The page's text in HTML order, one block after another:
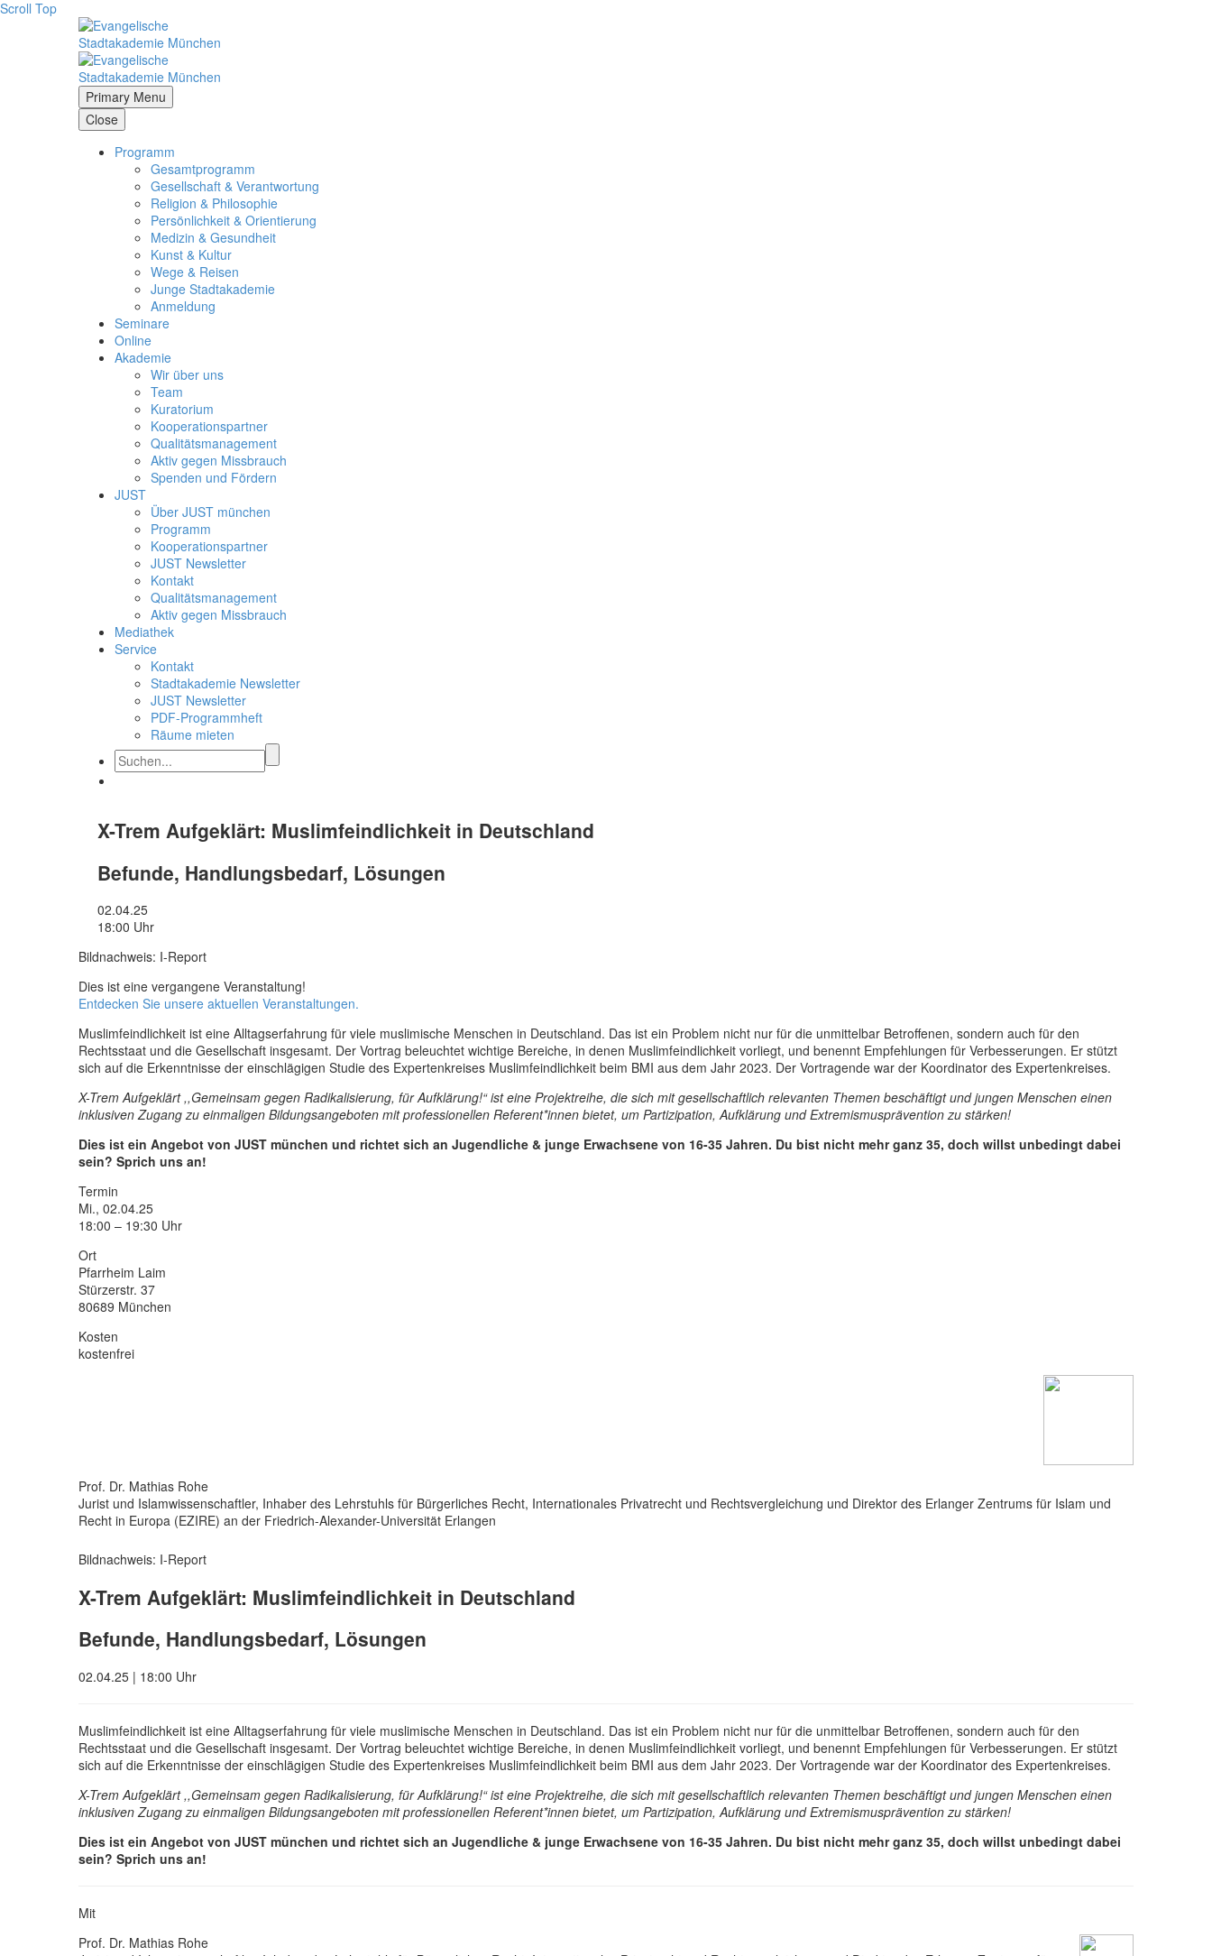
Scroll Top
Primary Menu
Close
Programm
Gesamtprogramm
Gesellschaft & Verantwortung
Religion & Philosophie
Persönlichkeit & Orientierung
Medizin & Gesundheit
Kunst & Kultur
Wege & Reisen
Junge Stadtakademie
Anmeldung
Seminare
Online
Akademie
Wir über uns
Team
Kuratorium
Kooperationspartner
Qualitätsmanagement
Aktiv gegen Missbrauch
Spenden und Fördern
JUST
Über JUST münchen
Programm
Kooperationspartner
JUST Newsletter
Kontakt
Qualitätsmanagement
Aktiv gegen Missbrauch
Mediathek
Service
Kontakt
Stadtakademie Newsletter
JUST Newsletter
PDF-Programmheft
Räume mieten
X-Trem Aufgeklärt: Muslimfeindlichkeit in Deutschland
Befunde, Handlungsbedarf, Lösungen
02.04.25
18:00 Uhr
Bildnachweis: I-Report
Dies ist eine vergangene Veranstaltung!
Entdecken Sie unsere aktuellen Veranstaltungen.
Muslimfeindlichkeit ist eine Alltagserfahrung für viele muslimische Menschen in Deutschland. Das ist ein Problem nicht nur für die unmittelbar Betroffenen, sondern auch für den
Rechtsstaat und die Gesellschaft insgesamt. Der Vortrag beleuchtet wichtige Bereiche, in denen Muslimfeindlichkeit vorliegt, und benennt Empfehlungen für Verbesserungen. Er stützt
sich auf die Erkenntnisse der einschlägigen Studie des Expertenkreises Muslimfeindlichkeit beim BMI aus dem Jahr 2023. Der Vortragende war der Koordinator des Expertenkreises.
X-Trem Aufgeklärt ,,Gemeinsam gegen Radikalisierung, für Aufklärung!“ ist eine Projektreihe, die sich mit gesellschaftlich relevanten Themen beschäftigt und jungen Menschen einen
inklusiven Zugang zu einmaligen Bildungsangeboten mit professionellen Referent*innen bietet, um Partizipation, Aufklärung und Extremismusprävention zu stärken!
Dies ist ein Angebot von JUST münchen und richtet sich an Jugendliche & junge Erwachsene von 16-35 Jahren. Du bist nicht mehr ganz 35, doch willst unbedingt dabei
sein? Sprich uns an!
Termin
Mi., 02.04.25
18:00 – 19:30 Uhr
Ort
Pfarrheim Laim
Stürzerstr. 37
80689 München
Kosten
kostenfrei
Prof. Dr. Mathias Rohe
Jurist und Islamwissenschaftler, Inhaber des Lehrstuhls für Bürgerliches Recht, Internationales Privatrecht und Rechtsvergleichung und Direktor des Erlanger Zentrums für Islam und
Recht in Europa (EZIRE) an der Friedrich-Alexander-Universität Erlangen
Bildnachweis: I-Report
X-Trem Aufgeklärt: Muslimfeindlichkeit in Deutschland
Befunde, Handlungsbedarf, Lösungen
02.04.25 | 18:00 Uhr
Muslimfeindlichkeit ist eine Alltagserfahrung für viele muslimische Menschen in Deutschland. Das ist ein Problem nicht nur für die unmittelbar Betroffenen, sondern auch für den
Rechtsstaat und die Gesellschaft insgesamt. Der Vortrag beleuchtet wichtige Bereiche, in denen Muslimfeindlichkeit vorliegt, und benennt Empfehlungen für Verbesserungen. Er stützt
sich auf die Erkenntnisse der einschlägigen Studie des Expertenkreises Muslimfeindlichkeit beim BMI aus dem Jahr 2023. Der Vortragende war der Koordinator des Expertenkreises.
X-Trem Aufgeklärt ,,Gemeinsam gegen Radikalisierung, für Aufklärung!“ ist eine Projektreihe, die sich mit gesellschaftlich relevanten Themen beschäftigt und jungen Menschen einen
inklusiven Zugang zu einmaligen Bildungsangeboten mit professionellen Referent*innen bietet, um Partizipation, Aufklärung und Extremismusprävention zu stärken!
Dies ist ein Angebot von JUST münchen und richtet sich an Jugendliche & junge Erwachsene von 16-35 Jahren. Du bist nicht mehr ganz 35, doch willst unbedingt dabei
sein? Sprich uns an!
Mit
Prof. Dr. Mathias Rohe